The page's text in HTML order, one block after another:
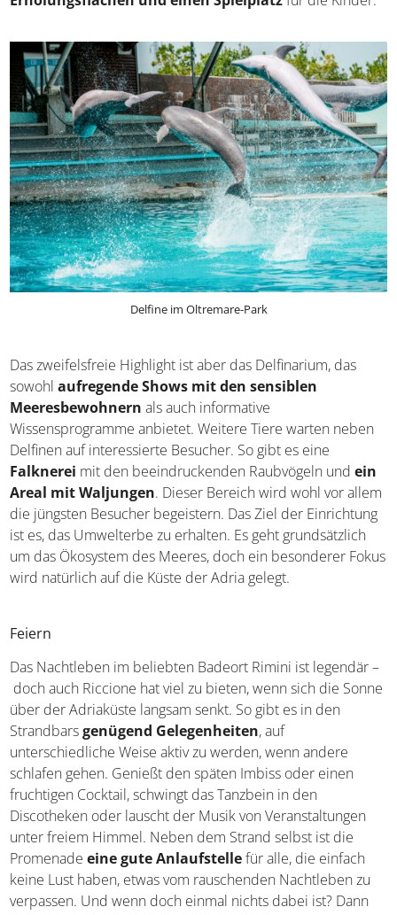
um die Meereswelt und weitere Flora und Fauna der Erde!
Der 2004 eingeweihte Oltremare-Park beinhaltet
verschiedene Attraktionen, die nicht nur beim Nachwuchs
für leuchtende Augen sorgen dürften. Es gibtAquarien,
Erholungsflächen und einen Spielplatzfür die Kinder.
Delfine im Oltremare-Park
Das zweifelsfreie Highlight ist aber das Delfinarium, das
sowohlaufregende Shows mit den sensiblen
Meeresbewohnernals auch informative
Wissensprogramme anbietet. Weitere Tiere warten neben
Delfinen auf interessierte Besucher. So gibt es eine
Areal mit Waljungen
die jüngsten Besucher begeistern. Das Ziel der Einrichtung
ist es, das Umwelterbe zu erhalten. Es geht grundsätzlich
um das Ökosystem des Meeres, doch ein besonderer Fokus
wird natürlich auf die Küste der Adria gelegt.
Feiern
Das Nachtleben im beliebten Badeort Rimini ist legendär –
doch auch Riccione hat viel zu bieten, wenn sich die Sonne
über der Adriaküste langsam senkt. So gibt es in den
Strandbars genügend Gelegenheiten, auf
unterschiedliche Weise aktiv zu werden, wenn andere
schlafen gehen. Genießt den späten Imbiss oder einen